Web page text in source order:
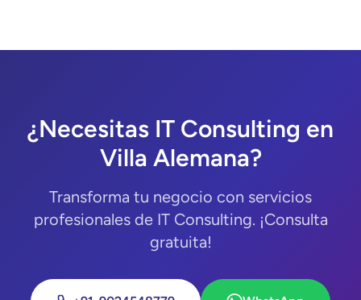
¿Necesitas IT Consulting en
Villa Alemana?
Transforma tu negocio con servicios
profesionales de IT Consulting. ¡Consulta
gratuita!